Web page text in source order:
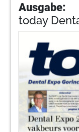
Ausgabe:
today